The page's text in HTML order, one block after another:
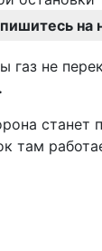
на
газ не
там